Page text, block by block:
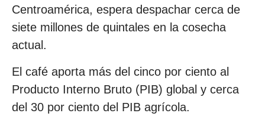
Centroamérica, espera despachar cerca de
siete millones de quintales en la cosecha
actual.
El café aporta más del cinco por ciento al
Producto Interno Bruto (PIB) global y cerca
del 30 por ciento del PIB agrícola.